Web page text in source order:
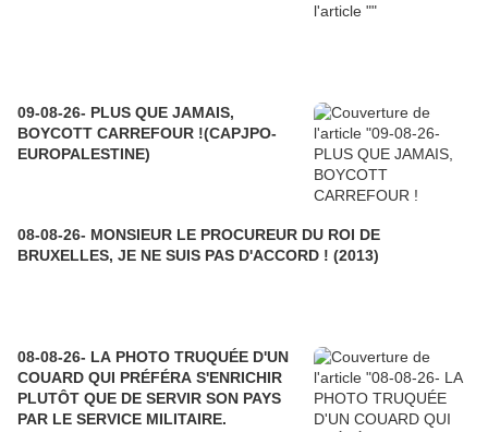
09-08-26- PLUS QUE JAMAIS,
BOYCOTT CARREFOUR !(CAPJPO-
EUROPALESTINE)
08-08-26- MONSIEUR LE PROCUREUR DU ROI DE
BRUXELLES, JE NE SUIS PAS D'ACCORD ! (2013)
08-08-26- LA PHOTO TRUQUÉE D'UN
COUARD QUI PRÉFÉRA S'ENRICHIR
PLUTÔT QUE DE SERVIR SON PAYS
PAR LE SERVICE MILITAIRE.